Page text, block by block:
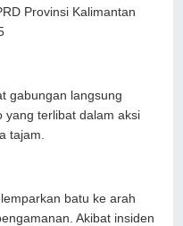
Provinsi Kalimantan
gabungan langsung
yang terlibat dalam aksi
tajam.
batu ke arah
Akibat insiden